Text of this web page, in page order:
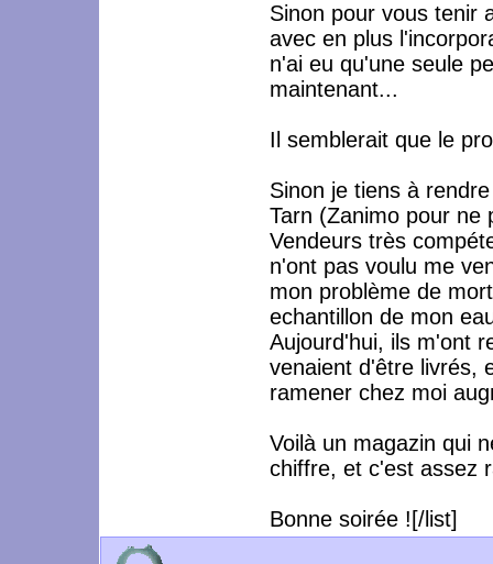
Sinon pour vous tenir
avec en plus
n'ai eu qu'une seule
maintenant...
Il semblerait que le
Sinon je tiens à
Tarn (Zanimo pour ne
Vendeurs très
n'ont pas voulu me
mon problème de
echantillon de mon
Aujourd'hui, ils m'ont
venaient d'être livrés,
ramener chez moi
Voilà un magazin qui
chiffre, et c'est assez
Bonne soirée ![/list]